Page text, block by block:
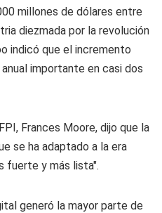
millones de dólares entre
diezmada por la revolución
indicó que el incremento
importante en casi dos
Frances Moore, dijo que la
se ha adaptado a la era
fuerte y más lista".
generó la mayor parte de